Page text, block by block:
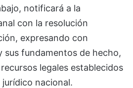
notificará a la
con la resolución
expresando con
sus fundamentos de hecho,
legales establecidos
nacional.